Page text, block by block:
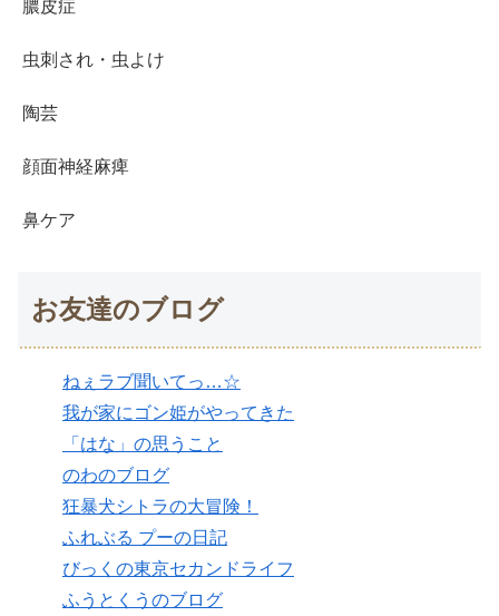
膿皮症
虫刺され・虫よけ
陶芸
顔面神経麻痺
鼻ケア
お友達のブログ
ねぇラブ聞いてっ…☆
我が家にゴン姫がやってきた
「はな」の思うこと
のわのブログ
狂暴犬シトラの大冒険！
ふれぶる プーの日記
びっくの東京セカンドライフ
ふうとくうのブログ